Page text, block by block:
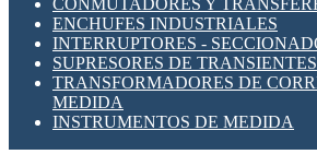
CONMUTADORES Y
ENCHUFES INDUSTRIALES
INTERRUPTORES -
SUPRESORES DE TRANSIENTES
TRANSFORMADORES DE
MEDIDA
INSTRUMENTOS DE MEDIDA